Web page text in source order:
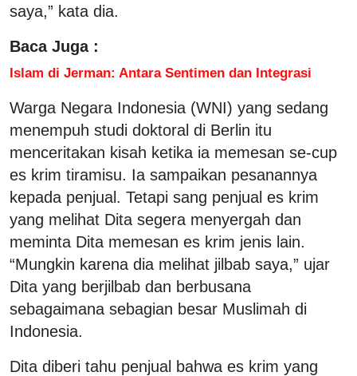
saya,” kata dia.
Baca Juga :
Islam di Jerman: Antara Sentimen dan Integrasi
Warga Negara Indonesia (WNI) yang sedang
menempuh studi doktoral di Berlin itu
menceritakan kisah ketika ia memesan se-cup
es krim tiramisu. Ia sampaikan pesanannya
kepada penjual. Tetapi sang penjual es krim
yang melihat Dita segera menyergah dan
meminta Dita memesan es krim jenis lain.
“Mungkin karena dia melihat jilbab saya,” ujar
Dita yang berjilbab dan berbusana
sebagaimana sebagian besar Muslimah di
Indonesia.
Dita diberi tahu penjual bahwa es krim yang